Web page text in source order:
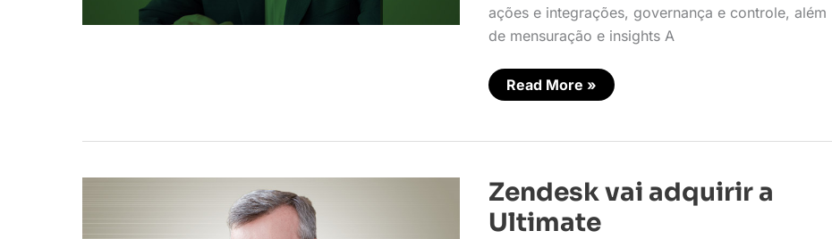
ações e integrações, governança e controle, além
de mensuração e insights A
Read More »
Zendesk vai adquirir a
Ultimate
Zendesk
vai
adquirir
a